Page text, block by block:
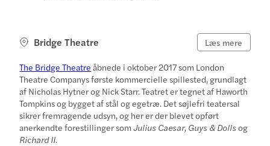
Bridge Theatre Læs mere
The Bridge Theatre åbnede i oktober 2017 som London
Theatre Companys første kommercielle spillested, grundlagt
af Nicholas Hytner og Nick Starr. Teatret er tegnet af Haworth
Tompkins og bygget af stål og egetræ. Det søjlefri teatersal
sikrer fremragende udsyn, og her er der blevet opført
anerkendte forestillinger somJulius Caesar, Guys & Dollsog
Richard II.